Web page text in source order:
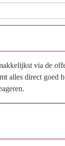
offerte aan bij
via de
alles direct goed